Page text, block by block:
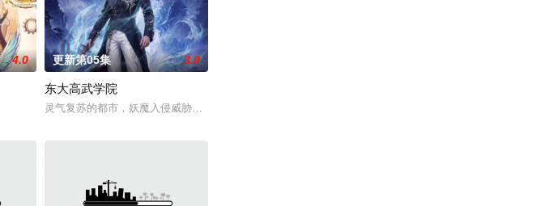
之际，他唤
造化神丹与逆天功法，仅凭一柄锈剑掀翻整片武
4.0 更新第05集 3.0
东大高武学院
灵气复苏的都市，妖魔入侵威胁来袭，天生废灵根的少年秦雨体内意外觉醒神力，被选中成为神秘至强功法万